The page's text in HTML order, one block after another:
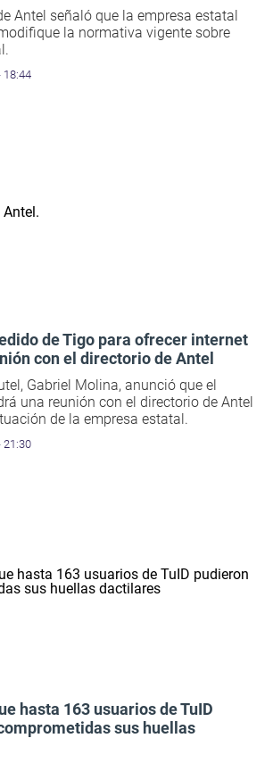
Antel señaló que la empresa estatal
la normativa vigente sobre
18:44
de Tigo para ofrecer internet
con el directorio de Antel
Gabriel Molina, anunció que el
una reunión con el directorio de Antel
de la empresa estatal.
21:30
hasta 163 usuarios de TuID
sus huellas